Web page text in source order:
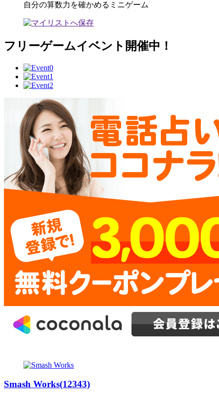
自分の算数力を確かめるミニゲーム
フリーゲームイベント開催中！
Smash Works(12343)